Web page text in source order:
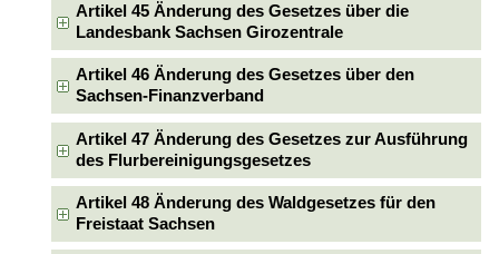
Artikel 45 Änderung des Gesetzes über die
Landesbank Sachsen Girozentrale
Artikel 46 Änderung des Gesetzes über den
Sachsen-Finanzverband
Artikel 47 Änderung des Gesetzes zur Ausführung
des Flurbereinigungsgesetzes
Artikel 48 Änderung des Waldgesetzes für den
Freistaat Sachsen